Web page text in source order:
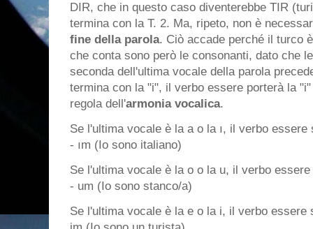
DIR, che in questo caso diventerebbe TIR
termina con la T. 2. Ma, ripeto, non è
fine della parola. Ciò accade perché il turco
che conta sono però le consonanti, dato che
seconda dell'ultima vocale della parola
termina con la "i", il verbo essere porterà la
regola dell'armonia vocalica.
Se l'ultima vocale è la a o la ı, il verbo
- ım (Io sono italiano)
Se l'ultima vocale è la o o la u, il verbo
- um (Io sono stanco/a)
Se l'ultima vocale è la e o la i, il verbo